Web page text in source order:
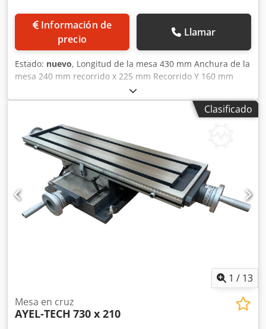
Información de
precio
Llamar
Estado: nuevo, Longitud de la mesa 430 mm Anchura de la
mesa 240 mm recorrido x 225 mm Recorrido Y 160 mm
Altura de la mesa 160 mm Ranuras en T 12 mm Dodpfx
Akjupw T Rjleck Peso 45 kg Dimensiones L x A x A 0,6 x 0,45
Clasificado
1 / 13
Mesa en cruz
AYEL-TECH 730 x 210